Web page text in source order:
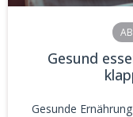
Gesund
Gesunde